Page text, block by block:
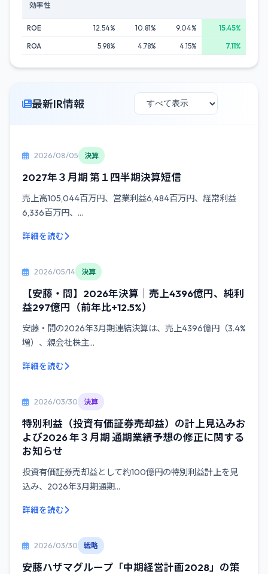
効率性
ROE 12.54% 10.81% 9.04%
15.45%
ROA
5.98% 4.78% 4.15% 7.11%
最新IR情報
2026/08/05 決算
2027年３月期 第１四半期決算短信
売上高105,044百万円、営業利益6,484百万円、経常利益
6,336百万円、...
詳細を読む
2026/05/14 決算
【安藤・間】2026年決算｜売上4396億円、純利
益297億円（前年比+12.5%）
安藤・間の2026年3月期連結決算は、売上4396億円（3.4%
増）、親会社株主...
詳細を読む
2026/03/30 決算
特別利益（投資有価証券売却益）の計上見込みお
よび2026 年３月期 通期業績予想の修正に関する
お知らせ
投資有価証券売却益として約100億円の特別利益計上を見
込み、2026年3月期通期...
詳細を読む
2026/03/30 戦略
安藤ハザマグループ「中期経営計画2028」の策